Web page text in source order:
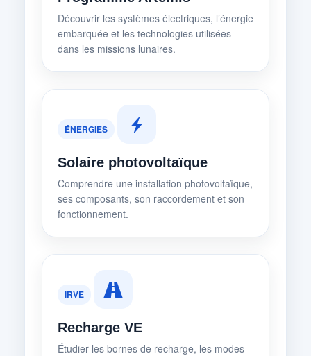
Découvrir les systèmes électriques, l’énergie
embarquée et les technologies utilisées
dans les missions lunaires.
ÉNERGIES
Solaire photovoltaïque
Comprendre une installation photovoltaïque,
ses composants, son raccordement et son
fonctionnement.
IRVE
Recharge VE
Étudier les bornes de recharge, les modes